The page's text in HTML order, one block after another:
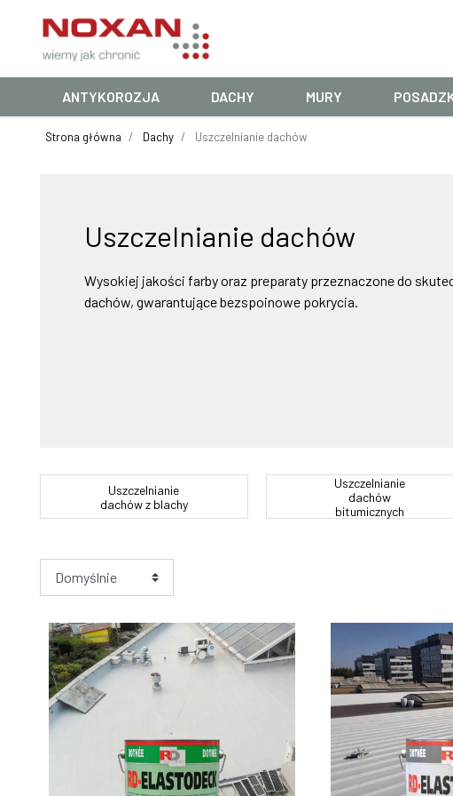
ANTYKOROZJA DACHY MURY
Strona główna Dachy Uszczelnianie dachów
Uszczelnianie dachów
Wysokiej jakości farby oraz preparaty przeznaczone do
dachów, gwarantujące bezspoinowe pokrycia.
Uszczelnianie
dachów z blachy
Uszczelnianie
dachów
bitumicznych